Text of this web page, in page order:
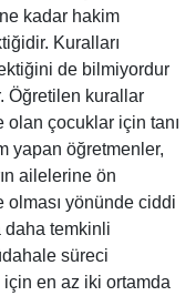
kadar hakim
Kuralları
de bilmiyordur
Öğretilen kurallar
olan çocuklar için tanı
yapan öğretmenler,
ailelerine ön
yönünde ciddi
daha temkinli
süreci
için en az iki ortamda